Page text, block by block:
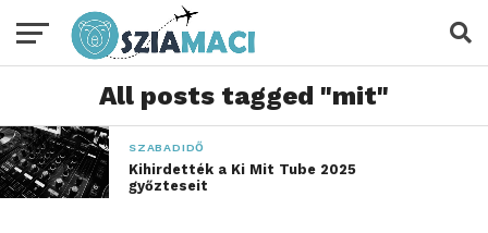
All posts tagged "mit"
SZABADIDŐ
Kihirdették a Ki Mit Tube 2025
győzteseit